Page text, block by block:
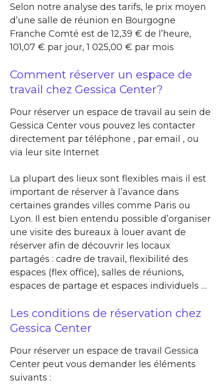
Selon notre analyse des tarifs, le prix moyen
d’une salle de réunion en Bourgogne
Franche Comté est de 12,39 € de l’heure,
101,07 € par jour, 1 025,00 € par mois
Comment réserver un espace de
travail chez Gessica Center?
Pour réserver un espace de travail au sein de
Gessica Center vous pouvez les contacter
directement par téléphone , par email , ou
via leur site Internet
La plupart des lieux sont flexibles mais il est
important de réserver à l’avance dans
certaines grandes villes comme Paris ou
Lyon. Il est bien entendu possible d’organiser
une visite des bureaux à louer avant de
réserver afin de découvrir les locaux
partagés : cadre de travail, flexibilité des
espaces (flex office), salles de réunions,
espaces de partage et espaces individuels …
Les conditions de réservation chez
Gessica Center
Pour réserver un espace de travail Gessica
Center peut vous demander les éléments
suivants :